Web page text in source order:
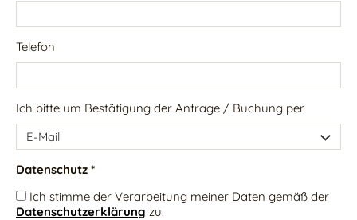
Telefon
Ich bitte um Bestätigung der Anfrage / Buchung per
Datenschutz *
Ich stimme der Verarbeitung meiner Daten gemäß der
Datenschutzerklärung zu.